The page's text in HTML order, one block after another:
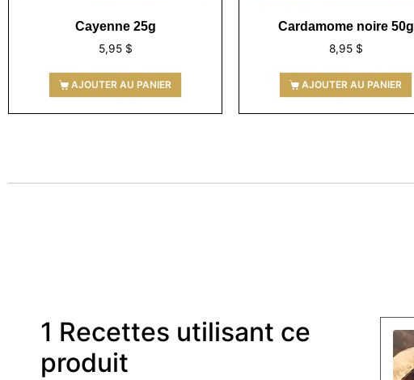
Cayenne 25g
5,95 $
AJOUTER AU PANIER
Cardamome noire 50g
8,95 $
AJOUTER AU PANIER
1 Recettes utilisant ce
produit